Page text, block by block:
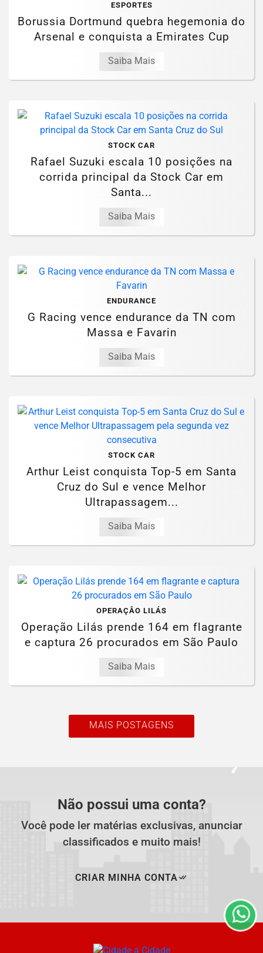
ESPORTES
Borussia Dortmund quebra hegemonia do
Arsenal e conquista a Emirates Cup
Saiba Mais
STOCK CAR
Rafael Suzuki escala 10 posições na
corrida principal da Stock Car em
Santa...
Saiba Mais
ENDURANCE
G Racing vence endurance da TN com
Massa e Favarin
Saiba Mais
STOCK CAR
Arthur Leist conquista Top-5 em Santa
Cruz do Sul e vence Melhor
Ultrapassagem...
Saiba Mais
OPERAÇÂO LILÁS
Operação Lilás prende 164 em flagrante
e captura 26 procurados em São Paulo
Saiba Mais
MAIS POSTAGENS
Não possui uma conta?
Você pode ler matérias exclusivas, anunciar
classificados e muito mais!
CRIAR MINHA CONTA
Termos de Uso e Privacidade
você concorda com nossos Termos de Uso e